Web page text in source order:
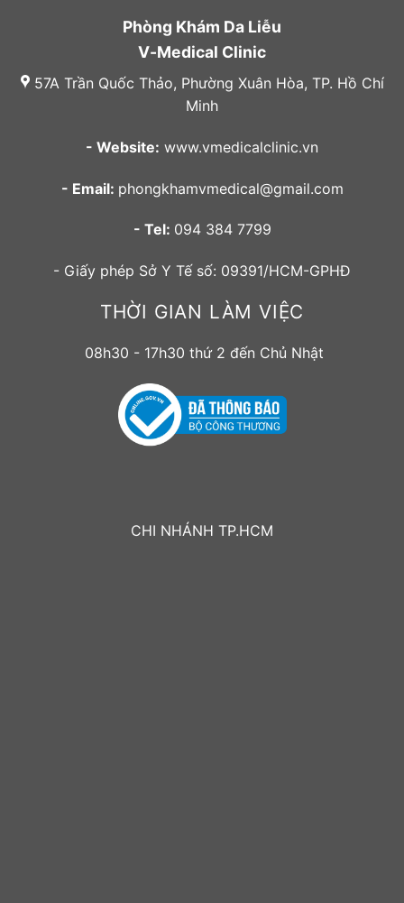
Phòng Khám Da Liễu
V-Medical Clinic
57A Trần Quốc Thảo, Phường Xuân Hòa, TP. Hồ Chí
Minh
- Website: www.vmedicalclinic.vn
- Email: phongkhamvmedical@gmail.com
- Tel: 094 384 7799
- Giấy phép Sở Y Tế số: 09391/HCM-GPHĐ
THỜI GIAN LÀM VIỆC
08h30 - 17h30 thứ 2 đến Chủ Nhật
CHI NHÁNH TP.HCM